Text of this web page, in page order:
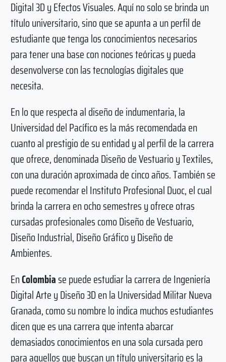
Digital 3D y Efectos Visuales. Aquí no solo se brinda un
título universitario, sino que se apunta a un perfil de
estudiante que tenga los conocimientos necesarios
para tener una base con nociones teóricas y pueda
desenvolverse con las tecnologías digitales que
necesita.
En lo que respecta al diseño de indumentaria, la
Universidad del Pacífico es la más recomendada en
cuanto al prestigio de su entidad y al perfil de la carrera
que ofrece, denominada Diseño de Vestuario y Textiles,
con una duración aproximada de cinco años. También se
puede recomendar el Instituto Profesional Duoc, el cual
brinda la carrera en ocho semestres y ofrece otras
cursadas profesionales como Diseño de Vestuario,
Diseño Industrial, Diseño Gráfico y Diseño de
Ambientes.
EnColombiase puede estudiar la carrera de Ingeniería
Digital Arte y Diseño 3D en la Universidad Militar Nueva
Granada, como su nombre lo indica muchos estudiantes
dicen que es una carrera que intenta abarcar
demasiados conocimientos en una sola cursada pero
para aquellos que buscan un título universitario es la